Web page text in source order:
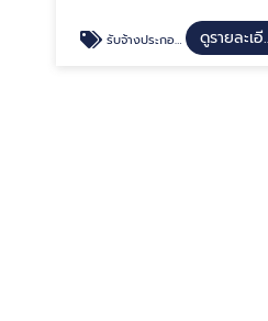
รับจ้างประกอบเชื่อมชิ้นเหล็ก OEM ดูรา